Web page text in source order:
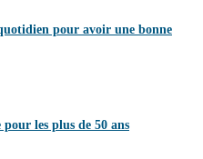
pour avoir une bonne
les plus de 50 ans